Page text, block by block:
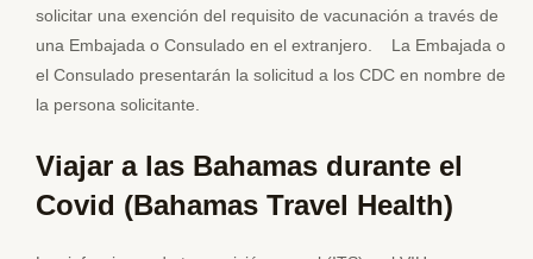
solicitar una exención del requisito de vacunación a través de
una Embajada o Consulado en el extranjero. La Embajada o
el Consulado presentarán la solicitud a los CDC en nombre de
la persona solicitante.
Viajar a las Bahamas durante el
Covid (Bahamas Travel Health)